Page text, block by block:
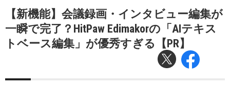
【新機能】会議録画・インタビュー編集が
一瞬で完了？HitPaw Edimakorの「AIテキス
トベース編集」が優秀すぎる【PR】